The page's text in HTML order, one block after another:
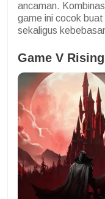
ancaman.
game ini cocok
sekaligus
Game V Rising